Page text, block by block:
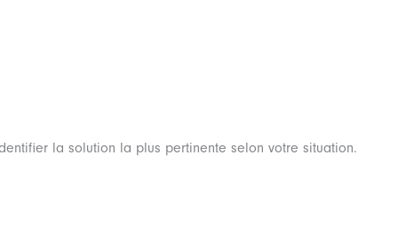
la solution la plus pertinente selon votre situation.